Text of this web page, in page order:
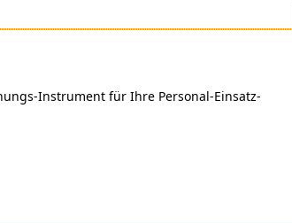
Instrument für Ihre Personal-Einsatz-